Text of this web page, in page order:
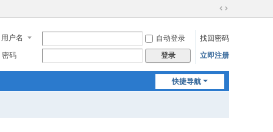
切
到
宽
用户名 自动登录
找回密码
密码
登录 立即注册
快捷导航